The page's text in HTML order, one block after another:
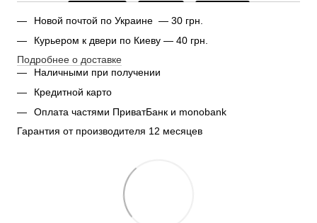
Новой почтой по Украине — 30 грн.
Курьером к двери по Киеву — 40 грн.
Подробнее о доставке
Наличными при получении
Кредитной карто
Оплата частями ПриватБанк и monobank
Гарантия от производителя 12 месяцев